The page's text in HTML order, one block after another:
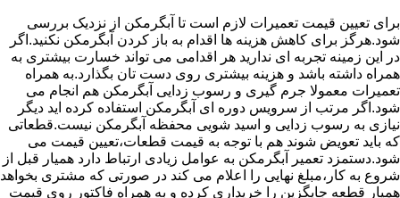
برای تعیین قیمت تعمیرات لازم است تا آبگرمکن از نزدیک بررسی
شود.هرگز برای کاهش هزینه ها اقدام به باز کردن آبگرمکن نکنید.اگر
در این زمینه تجربه ای ندارید هر اقدامی می تواند خسارت بیشتری به
همراه داشته باشد و هزینه بیشتری روی دست تان بگذارد.به همراه
تعمیرات معمولا جرم گیری و رسوب زدایی آبگرمکن هم انجام می
شود.اگر مرتب از سرویس دوره ای آبگرمکن استفاده کرده اید دیگر
نیازی به رسوب زدایی و اسید شویی محفظه آبگرمکن نیست.قطعاتی
که باید تعویض شوند هم با توجه به قیمت قطعات،تعیین قیمت می
شود.دستمزد تعمیر آبگرمکن به عوامل زیادی ارتباط دارد همیار قبل از
شروع به کار،مبلغ نهایی را اعلام می کند در صورتی که مشتری بخواهد
همیار قطعه جایگزین را خریداری کرده و به همراه فاکتور روی قیمت